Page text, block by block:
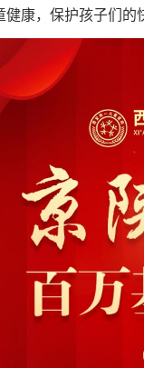
康，保护孩子们的